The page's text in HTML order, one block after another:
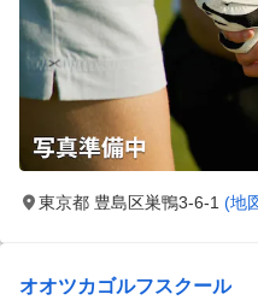
東京都 豊島区巣鴨3-6-1 (地
オオツカゴルフスクール